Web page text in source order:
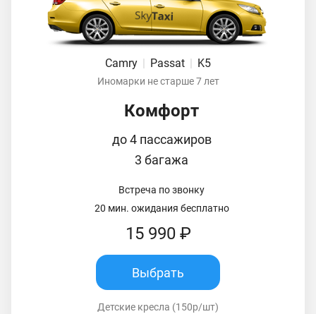
Camry Passat K5
Иномарки не старше 7 лет
Комфорт
до 4 пассажиров
3 багажа
Встреча по звонку
20 мин. ожидания бесплатно
15 990 ₽
Выбрать
Детские кресла (150р/шт)